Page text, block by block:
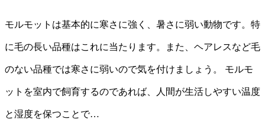
モルモットは基本的に寒さに強く、暑さに弱い動物です。特
に毛の長い品種はこれに当たります。また、ヘアレスなど毛
のない品種では寒さに弱いので気を付けましょう。 モルモ
ットを室内で飼育するのであれば、人間が生活しやすい温度
と湿度を保つことで…